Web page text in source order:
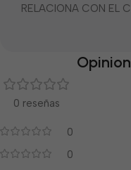
RELACIONA CON EL
0 reseñas
0
0